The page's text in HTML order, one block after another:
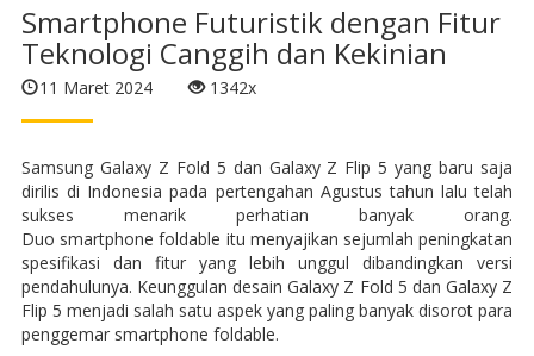
Smartphone Futuristik dengan Fitur
Teknologi Canggih dan Kekinian
11 Maret 2024 1342x
Samsung Galaxy Z Fold 5 dan Galaxy Z Flip 5 yang baru saja
dirilis di Indonesia pada pertengahan Agustus tahun lalu telah
sukses menarik perhatian banyak orang.
Duo smartphone foldable itu menyajikan sejumlah peningkatan
spesifikasi dan fitur yang lebih unggul dibandingkan versi
pendahulunya. Keunggulan desain Galaxy Z Fold 5 dan Galaxy Z
Flip 5 menjadi salah satu aspek yang paling banyak disorot para
penggemar smartphone foldable.